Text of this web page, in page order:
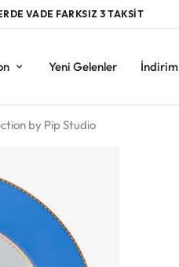
VADE FARKSIZ 3 TAKSİT
Yeni Gelenler İndirim
by Pip Studio